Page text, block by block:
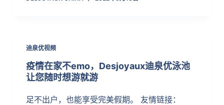
迪泉优视频
疫情在家不emo，Desjoyaux迪泉优泳池
让您随时想游就游
足不出户，也能享受完美假期。 友情链接：